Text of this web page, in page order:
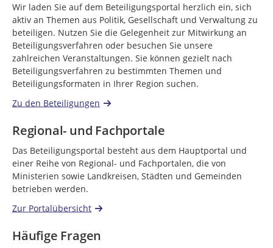
Wir laden Sie auf dem Beteiligungsportal herzlich ein, sich
aktiv an Themen aus Politik, Gesellschaft und Verwaltung zu
beteiligen. Nutzen Sie die Gelegenheit zur Mitwirkung an
Beteiligungsverfahren oder besuchen Sie unsere
zahlreichen Veranstaltungen. Sie können gezielt nach
Beteiligungsverfahren zu bestimmten Themen und
Beteiligungsformaten in Ihrer Region suchen.
Zu den Beteiligungen
Regional- und Fachportale
Das Beteiligungsportal besteht aus dem Hauptportal und
einer Reihe von Regional- und Fachportalen, die von
Ministerien sowie Landkreisen, Städten und Gemeinden
betrieben werden.
Zur Portalübersicht
Häufige Fragen